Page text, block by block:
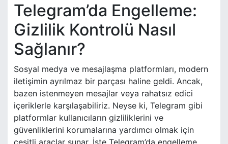
Telegram’da Engelleme:
Gizlilik Kontrolü Nasıl
Sağlanır?
Sosyal medya ve mesajlaşma platformları, modern
iletişimin ayrılmaz bir parçası haline geldi. Ancak,
bazen istenmeyen mesajlar veya rahatsız edici
içeriklerle karşılaşabiliriz. Neyse ki, Telegram gibi
platformlar kullanıcıların gizliliklerini ve
güvenliklerini korumalarına yardımcı olmak için